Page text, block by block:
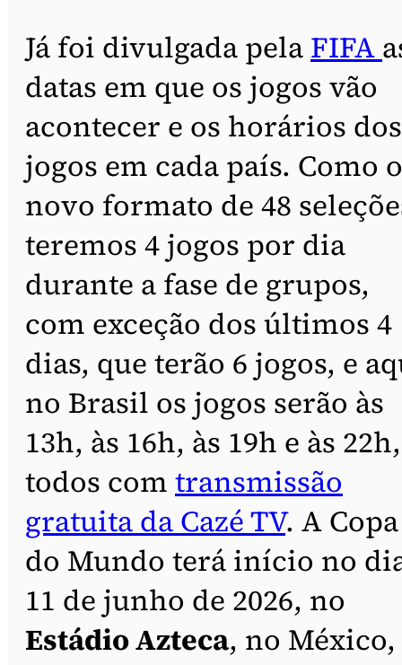
Já foi divulgada pela FIFA
datas em que os jogos vão
acontecer e os horários dos
jogos em cada país. Como o
novo formato de 48
teremos 4 jogos por dia
durante a fase de grupos,
com exceção dos últimos 4
dias, que terão 6 jogos, e
no Brasil os jogos serão às
13h, às 16h, às 19h e às 22h,
todos com transmissão
gratuita da Cazé TV. A Copa
do Mundo terá início no
11 de junho de 2026, no
Estádio Azteca, no México,